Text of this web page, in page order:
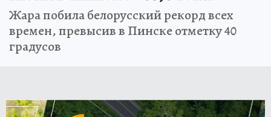
Жара побила белорусский рекорд всех
времен, превысив в Пинске отметку 40
градусов